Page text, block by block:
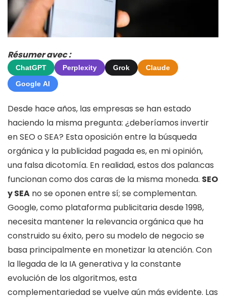
Résumer avec :
ChatGPT Perplexity Grok
Claude
Google AI
Desde hace años, las empresas se han estado
haciendo la misma pregunta: ¿deberíamos invertir
en SEO o SEA? Esta oposición entre la búsqueda
orgánica y la publicidad pagada es, en mi opinión,
una falsa dicotomía. En realidad, estos dos palancas
funcionan como dos caras de la misma moneda. SEO
y SEA no se oponen entre sí; se complementan.
Google, como plataforma publicitaria desde 1998,
necesita mantener la relevancia orgánica que ha
construido su éxito, pero su modelo de negocio se
basa principalmente en monetizar la atención. Con
la llegada de la IA generativa y la constante
evolución de los algoritmos, esta
complementariedad se vuelve aún más evidente. Las